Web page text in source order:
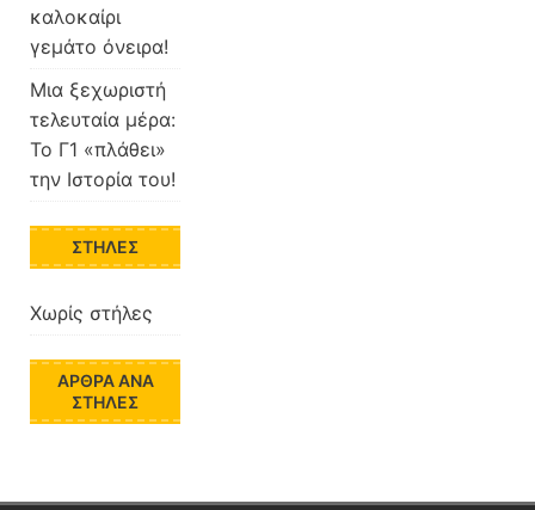
καλοκαίρι
γεμάτο όνειρα!
Μια ξεχωριστή
τελευταία μέρα:
Το Γ1 «πλάθει»
την Ιστορία του!
ΣΤΉΛΕΣ
Χωρίς στήλες
ΆΡΘΡΑ ΑΝΆ
ΣΤΉΛΕΣ